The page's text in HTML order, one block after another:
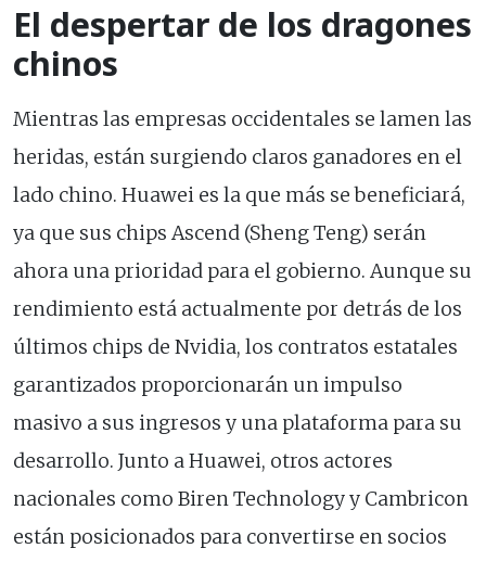
El despertar de los dragones
chinos
Mientras las empresas occidentales se lamen las
heridas, están surgiendo claros ganadores en el
lado chino. Huawei es la que más se beneficiará,
ya que sus chips Ascend (Sheng Teng) serán
ahora una prioridad para el gobierno. Aunque su
rendimiento está actualmente por detrás de los
últimos chips de Nvidia, los contratos estatales
garantizados proporcionarán un impulso
masivo a sus ingresos y una plataforma para su
desarrollo. Junto a Huawei, otros actores
nacionales como Biren Technology y Cambricon
están posicionados para convertirse en socios